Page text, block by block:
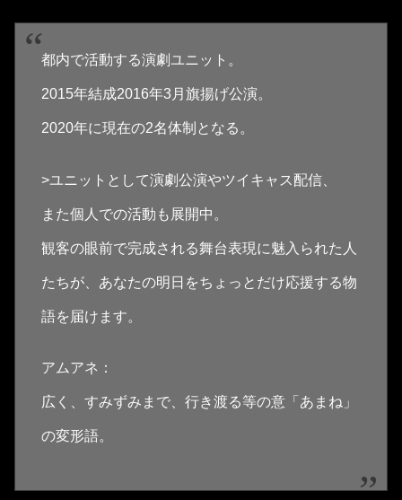
都内で活動する演劇ユニット。
2015年結成2016年3月旗揚げ公演。
2020年に現在の2名体制となる。
​>ユニットとして演劇公演やツイキャス配信、
また個人での活動も展開中。
観客の眼前で完成される舞台表現に魅入られた人
たちが、​あなたの明日をちょっとだけ応援する物
語を届けます。
アムアネ：
広く、すみずみまで、行き渡る等の意「あまね」
の変形語。